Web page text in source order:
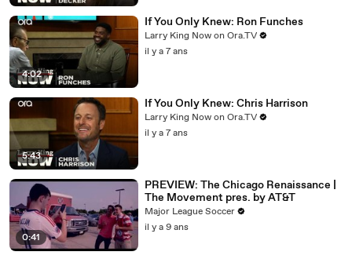
4:02
If You Only Knew: Ron Funches
Larry King Now on Ora.TV
il y a 7 ans
5:43
If You Only Knew: Chris Harrison
Larry King Now on Ora.TV
il y a 7 ans
0:41
PREVIEW: The Chicago Renaissance |
The Movement pres. by AT&T
Major League Soccer
il y a 9 ans